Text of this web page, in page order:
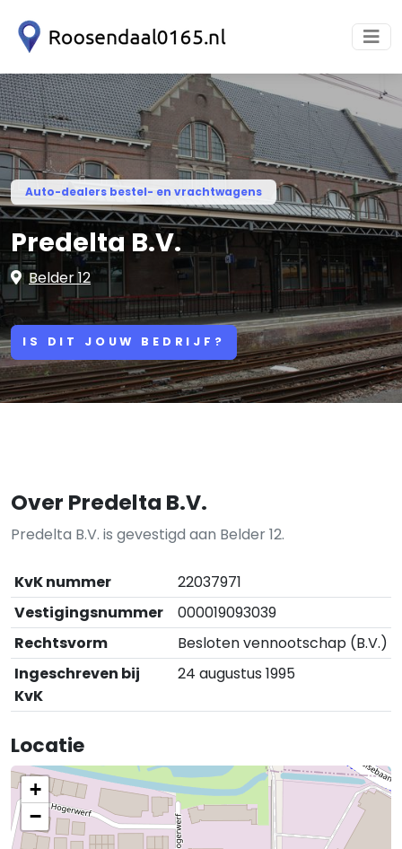
Auto-dealers bestel- en vrachtwagens
Predelta B.V.
Belder 12
IS DIT JOUW BEDRIJF?
Over Predelta B.V.
Predelta B.V. is gevestigd aan Belder 12.
KvK nummer
22037971
Vestigingsnummer
000019093039
Rechtsvorm
Besloten vennootschap (B.V.)
Ingeschreven bij
KvK
24 augustus 1995
Locatie
+
−